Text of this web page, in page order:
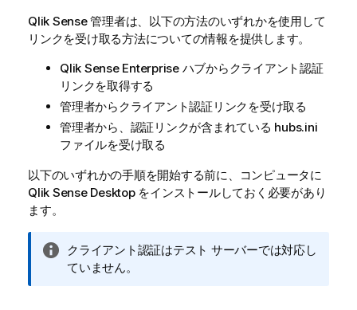
Qlik Sense管理者は、以下の方法のいずれかを使用して
リンクを受け取る方法についての情報を提供します。
Qlik Sense Enterpriseハブからクライアント認証
リンクを取得する
管理者からクライアント認証リンクを受け取る
管理者から、認証リンクが含まれている hubs.ini
ファイルを受け取る
以下のいずれかの手順を開始する前に、コンピュータに
Qlik Sense Desktopをインストールしておく必要があり
ます。
情
報
クライアント認証はテスト サーバーでは対応し
ていません。